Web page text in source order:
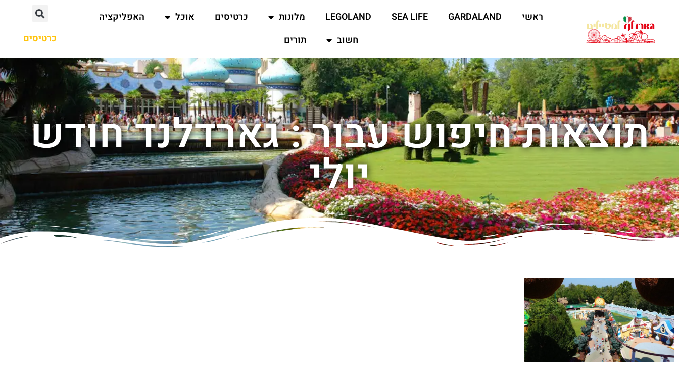
ראשי GARDALAND
SEA LIFE
LEGOLAND מלונות כרטיסים אוכל
האפליקציה
חשוב
תורים כרטיסים
תוצאות חיפוש עבור : גארדלנד חודש
יולי